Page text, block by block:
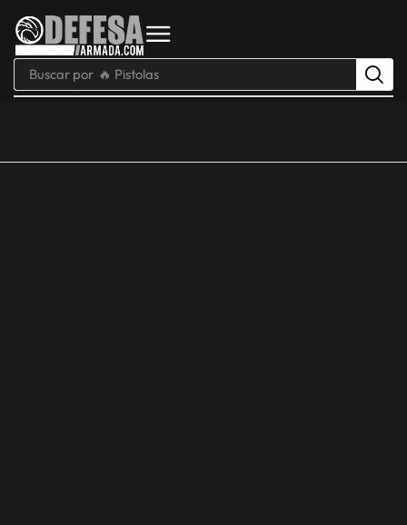
Buscar por 🔥 Pistolas